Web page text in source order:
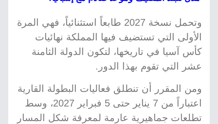
وتحمل نسخة 2027 طابعاً استثنائياً، فهي المرة
الأولى التي تستضيف فيها المملكة نهائيات
كأس آسيا في تاريخها، لتكون الدولة الثامنة
عشر التي تقوم بهذا الدور.
ومن المقرر أن تنطلق فعاليات البطولة القارية
اعتباراً من 7 يناير حتى 5 فبراير 2027، وسط
تطلعات جماهيرية عارمة لمعرفة شكل المسار